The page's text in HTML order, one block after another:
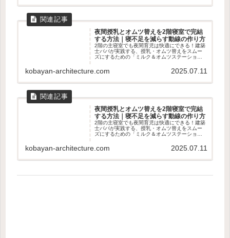
夜間授乳とオムツ替えを2階寝室で完結
する方法｜寝不足を減らす動線の作り方
2階の主寝室でも夜間育児は快適にできる！建築
士パパが実践する、授乳・オムツ替えをスムー
ズにするための「ミルク＆オムツステーショ
乳・粉ミルクの使い分けや夫婦の寝方までリア
ルに紹介！
kobayan-architecture.com 2025.07.11
夜間授乳とオムツ替えを2階寝室で完結
する方法｜寝不足を減らす動線の作り方
2階の主寝室でも夜間育児は快適にできる！建築
士パパが実践する、授乳・オムツ替えをスムー
ズにするための「ミルク＆オムツステーショ
乳・粉ミルクの使い分けや夫婦の寝方までリア
ルに紹介！
kobayan-architecture.com 2025.07.11